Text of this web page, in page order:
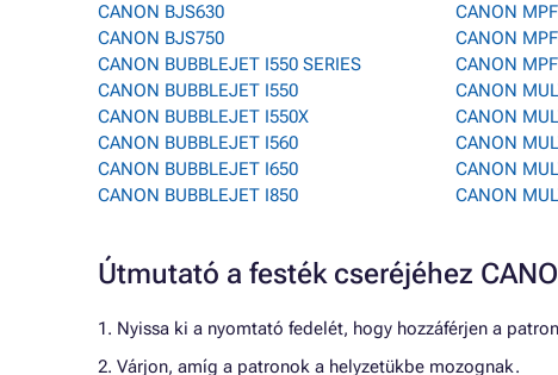
CANON BJS630
CANON BJS750
CANON BUBBLEJET I550 SERIES
CANON BUBBLEJET I550
CANON BUBBLEJET I550X
CANON BUBBLEJET I560
CANON BUBBLEJET I650
CANON BUBBLEJET I850
CANON
CANON
CANON
CANON
CANON
CANON
CANON
CANON
Útmutató a festék cseréjéhez
1. Nyissa ki a nyomtató fedelét, hogy hozzáférjen a
2. Várjon, amíg a patronok a helyzetükbe mozognak.